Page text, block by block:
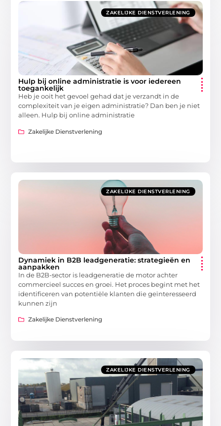
ZAKELIJKE DIENSTVERLENING
Hulp bij online administratie is voor iedereen
toegankelijk
Heb je ooit het gevoel gehad dat je verzandt in de
complexiteit van je eigen administratie? Dan ben je niet
alleen. Hulp bij online administratie
Zakelijke Dienstverlening
ZAKELIJKE DIENSTVERLENING
Dynamiek in B2B leadgeneratie: strategieën en
aanpakken
In de B2B-sector is leadgeneratie de motor achter
commercieel succes en groei. Het proces begint met het
identificeren van potentiële klanten die geïnteresseerd
kunnen zijn
Zakelijke Dienstverlening
ZAKELIJKE DIENSTVERLENING